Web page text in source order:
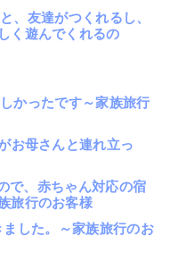
、友達がつくれるし、
く遊んでくれるの
かったです～家族旅行
お母さんと連れ立っ
で、赤ちゃん対応の宿
旅行のお客様
した。～家族旅行のお